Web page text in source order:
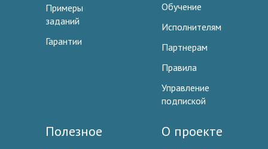
Примеры
заданий
Гарантии
Обучение
Исполнителям
Партнерам
Правила
Управление
подпиской
Полезное О проекте